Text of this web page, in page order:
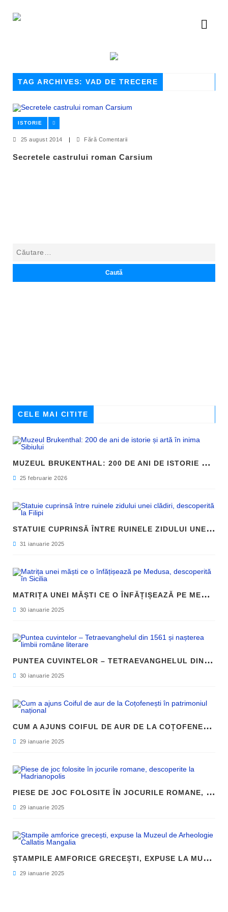
TAG ARCHIVES: VAD DE TRECERE
ISTORIE
25 august 2014 | Fără Comentarii
Secretele castrului roman Carsium
CELE MAI CITITE
M
UZEUL BRUKENTHAL: 200 DE ANI DE ISTORIE ȘI ARTĂ ÎN INIMA SIBIULUI
25 februarie 2026
S
TATUIE CUPRINSĂ ÎNTRE RUINELE ZIDULUI UNEI CLĂDIRI, DESCOPERITĂ LA FILIPI
31 ianuarie 2025
M
ATRIȚA UNEI MĂȘTI CE O ÎNFĂȚIȘEAZĂ PE MEDUSA, DESCOPERITĂ ÎN SICILIA
30 ianuarie 2025
P
UNTEA CUVINTELOR – TETRAEVANGHELUL DIN 1561 ȘI NAȘTEREA LIMBII ROMÂNE LITERARE
30 ianuarie 2025
C
UM A AJUNS COIFUL DE AUR DE LA COȚOFENEȘTI ÎN PATRIMONIUL NAȚIONAL
29 ianuarie 2025
P
IESE DE JOC FOLOSITE ÎN JOCURILE ROMANE, DESCOPERITE LA HADRIANOPOLIS
29 ianuarie 2025
Ș
TAMPILE AMFORICE GRECEȘTI, EXPUSE LA MUZEUL DE ARHEOLOGIE CALLATIS MANGALIA
29 ianuarie 2025